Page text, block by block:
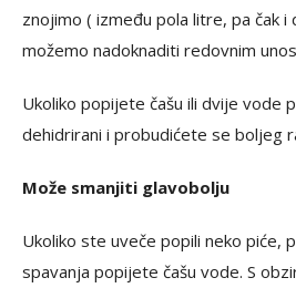
znojimo ( između pola litre, pa čak
možemo nadoknaditi redovnim
Ukoliko popijete čašu ili dvije vode
dehidrirani i probudićete se boljeg
Može smanjiti glavobolju
Ukoliko ste uveče popili neko piće,
spavanja popijete čašu vode. S